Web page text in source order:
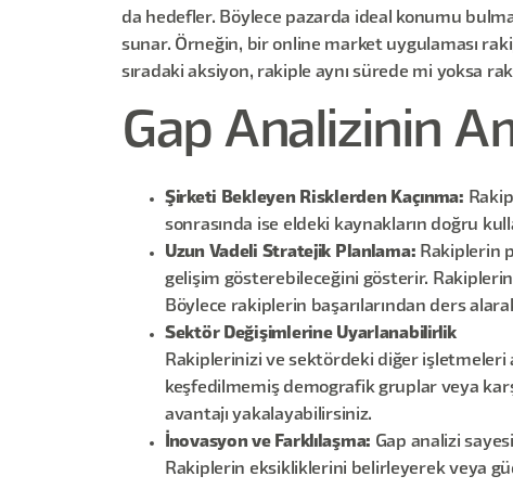
da hedefler. Böylece pazarda ideal konumu
sunar. Örneğin, bir online market uygulaması
sıradaki aksiyon, rakiple aynı sürede mi yoksa
Gap Analizinin
Şirketi Bekleyen Risklerden Kaçınma:
sonrasında ise eldeki kaynakların doğru
Uzun Vadeli Stratejik Planlama: Rakiplerin
gelişim gösterebileceğini gösterir.
Böylece rakiplerin başarılarından ders
Sektör Değişimlerine Uyarlanabilirlik
Rakiplerinizi ve sektördeki diğer
keşfedilmemiş demografik gruplar veya
avantajı yakalayabilirsiniz.
İnovasyon ve Farklılaşma: Gap analizi
Rakiplerin eksikliklerini belirleyerek veya